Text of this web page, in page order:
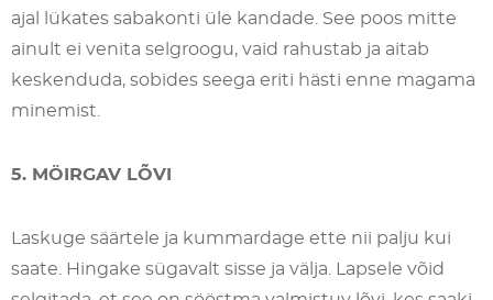
ajal lükates sabakonti üle kandade. See poos mitte
ainult ei venita selgroogu, vaid rahustab ja aitab
keskenduda, sobides seega eriti hästi enne magama
minemist.
5. MÖIRGAV LÕVI
Laskuge säärtele ja kummardage ette nii palju kui
saate. Hingake sügavalt sisse ja välja. Lapsele võid